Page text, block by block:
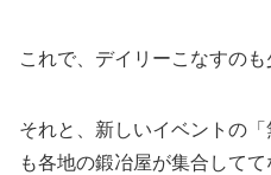
これで、デイリーこなすのも
それと、新しいイベントの
も各地の鍛冶屋が集合して